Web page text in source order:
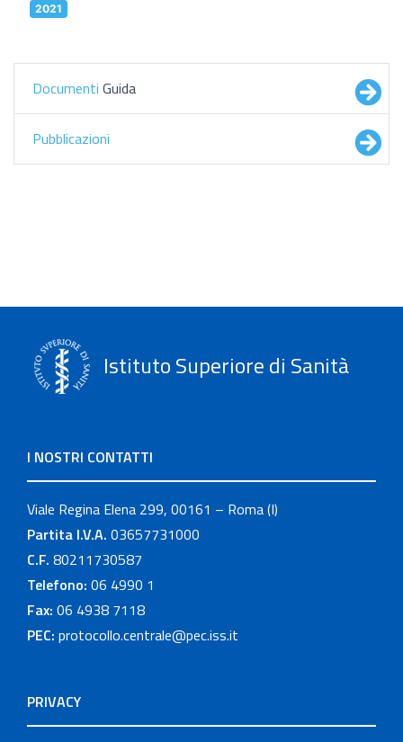
2021
Documenti Guida
Pubblicazioni
Istituto Superiore di Sanità
I NOSTRI CONTATTI
Viale Regina Elena 299, 00161 – Roma (I)
Partita I.V.A. 03657731000
C.F. 80211730587
Telefono: 06 4990 1
Fax: 06 4938 7118
PEC: protocollo.centrale@pec.iss.it
PRIVACY